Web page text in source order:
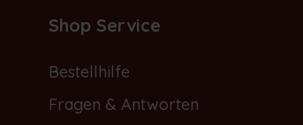
Shop Service
Bestellhilfe
Fragen & Antworten